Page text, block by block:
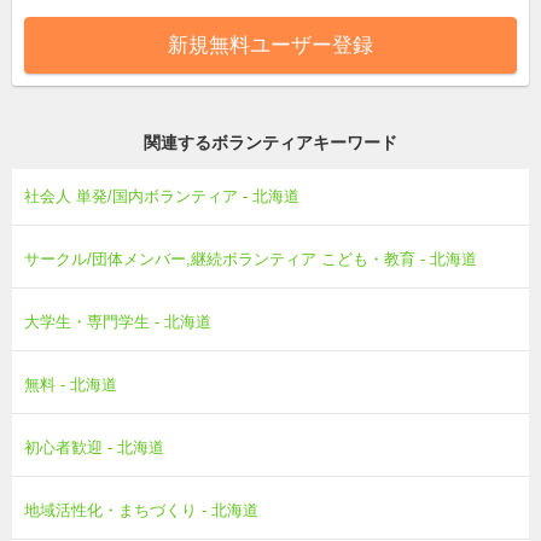
新規無料ユーザー登録
関連するボランティアキーワード
社会人 単発/国内ボランティア - 北海道
サークル/団体メンバー,継続ボランティア こども・教育 - 北海道
大学生・専門学生 - 北海道
無料 - 北海道
初心者歓迎 - 北海道
地域活性化・まちづくり - 北海道